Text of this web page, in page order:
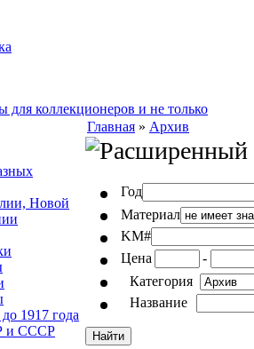
Новой
1917 года
и СССР
Главная » Архив
Год
Материал
KM#
Цена
-
Категория
Название